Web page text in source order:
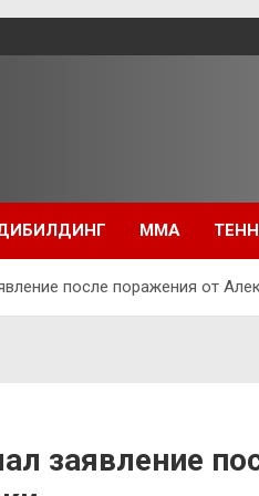
ММА
после поражения от
заявление